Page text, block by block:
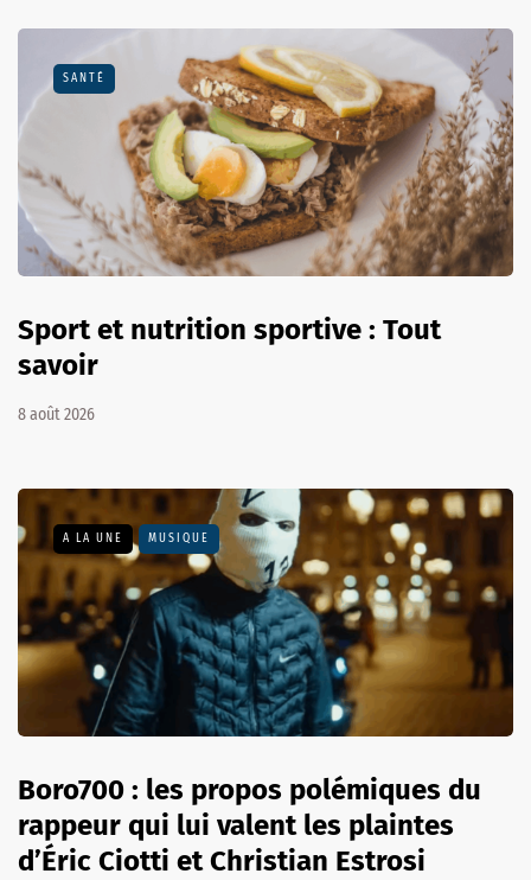
SANTÉ
Sport et nutrition sportive : Tout
savoir
8 août 2026
A LA UNE MUSIQUE
Boro700 : les propos polémiques du
rappeur qui lui valent les plaintes
d’Éric Ciotti et Christian Estrosi